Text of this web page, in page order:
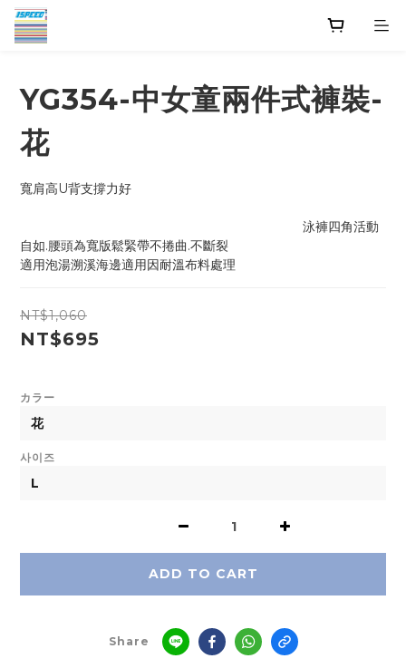
YG354-中女童兩件式褲裝-
花
寬肩高U背支撐力好
                                                                              泳褲四角活動
自如.腰頭為寬版鬆緊帶不捲曲.不斷裂
適用泡湯溯溪海邊適用因耐溫布料處理
NT$1,060
NT$695
カラー
사이즈
ADD TO CART
Share